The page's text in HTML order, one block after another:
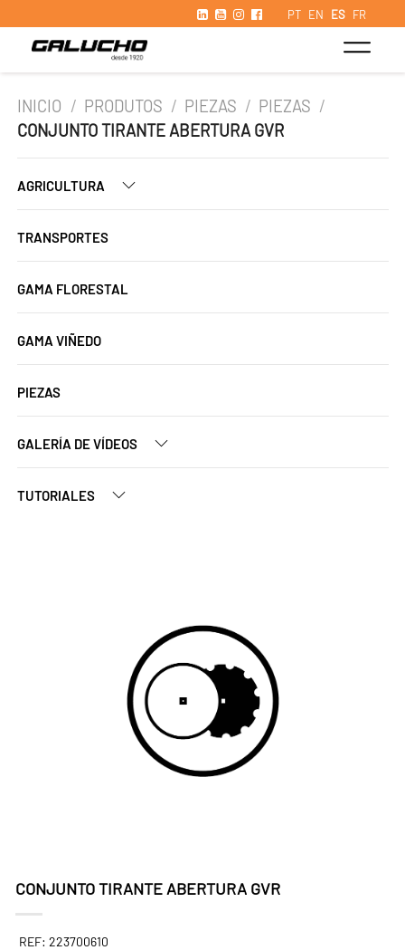
PT EN ES FR
INICIO / PRODUTOS / PIEZAS / PIEZAS /
CONJUNTO TIRANTE ABERTURA GVR
AGRICULTURA
TRANSPORTES
GAMA FLORESTAL
GAMA VIÑEDO
PIEZAS
GALERÍA DE VÍDEOS
TUTORIALES
CONJUNTO TIRANTE ABERTURA GVR
REF: 223700610